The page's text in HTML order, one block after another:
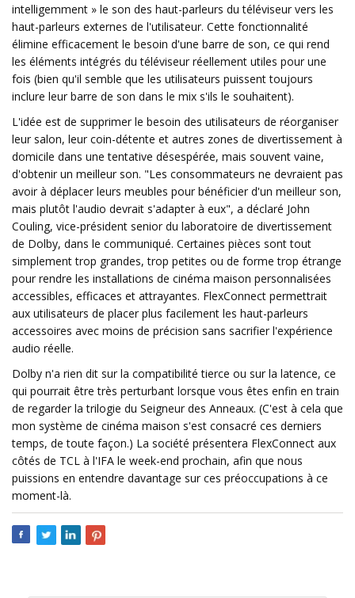
intelligemment » le son des haut-parleurs du téléviseur vers les
haut-parleurs externes de l'utilisateur. Cette fonctionnalité
élimine efficacement le besoin d'une barre de son, ce qui rend
les éléments intégrés du téléviseur réellement utiles pour une
fois (bien qu'il semble que les utilisateurs puissent toujours
inclure leur barre de son dans le mix s'ils le souhaitent).
L'idée est de supprimer le besoin des utilisateurs de réorganiser
leur salon, leur coin-détente et autres zones de divertissement à
domicile dans une tentative désespérée, mais souvent vaine,
d'obtenir un meilleur son. "Les consommateurs ne devraient pas
avoir à déplacer leurs meubles pour bénéficier d'un meilleur son,
mais plutôt l'audio devrait s'adapter à eux", a déclaré John
Couling, vice-président senior du laboratoire de divertissement
de Dolby, dans le communiqué. Certaines pièces sont tout
simplement trop grandes, trop petites ou de forme trop étrange
pour rendre les installations de cinéma maison personnalisées
accessibles, efficaces et attrayantes. FlexConnect permettrait
aux utilisateurs de placer plus facilement les haut-parleurs
accessoires avec moins de précision sans sacrifier l'expérience
audio réelle.
Dolby n'a rien dit sur la compatibilité tierce ou sur la latence, ce
qui pourrait être très perturbant lorsque vous êtes enfin en train
de regarder la trilogie du Seigneur des Anneaux. (C'est à cela que
mon système de cinéma maison s'est consacré ces derniers
temps, de toute façon.) La société présentera FlexConnect aux
côtés de TCL à l'IFA le week-end prochain, afin que nous
puissions en entendre davantage sur ces préoccupations à ce
moment-là.